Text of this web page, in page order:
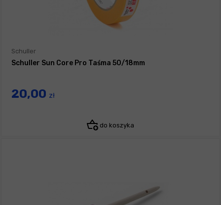
Schuller
Schuller Sun Core Pro Taśma 50/18mm
20,00 zł
do koszyka